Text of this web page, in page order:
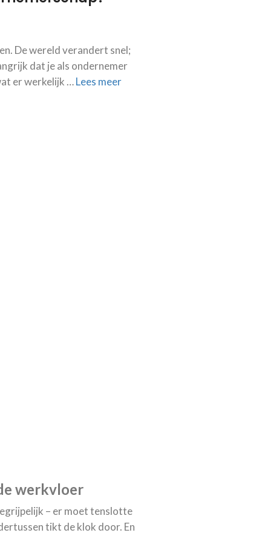
De wereld verandert snel;
dat je als ondernemer
er werkelijk …Lees meer
werkvloer
– er moet tenslotte
tikt de klok door. En